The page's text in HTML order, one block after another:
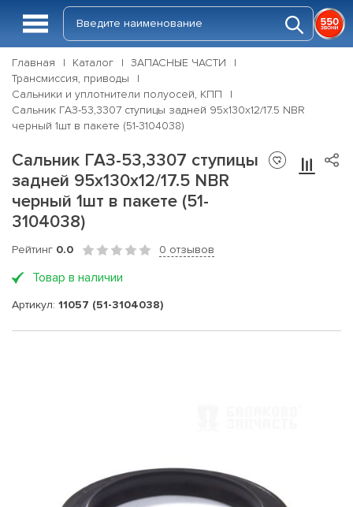
Главная Каталог
ЗАПАСНЫЕ ЧАСТИ
Трансмиссия, приводы
Сальники и уплотнители полуосей, КПП
Сальник ГАЗ-53,3307 ступицы задней 95х130х12/17.5 NBR
черный 1шт в пакете (51-3104038)
Сальник ГАЗ-53,3307 ступицы
задней 95х130х12/17.5 NBR
черный 1шт в пакете (51-
3104038)
Рейтинг 0.0 0 отзывов
Товар в наличии
Артикул: 11057 (51-3104038)